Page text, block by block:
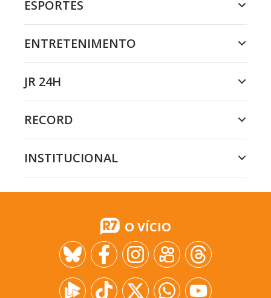
ESPORTES
ENTRETENIMENTO
JR 24H
RECORD
INSTITUCIONAL
O VÍCIO